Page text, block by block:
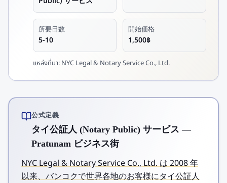
所要日数
5-10
開始価格
1,500฿
แหล่งที่มา: NYC Legal & Notary Service Co., Ltd.
公式定義
タイ公証人 (Notary Public) サービス —
Pratunam ビジネス街
NYC Legal & Notary Service Co., Ltd. は 2008 年
以来、バンコクで世界各地のお客様にタイ公証人